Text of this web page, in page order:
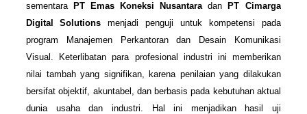
sementara PT Emas Koneksi Nusantaradan
PT Cimarga
Digital Solutions menjadi penguji untuk kompetensi pada
program Manajemen Perkantoran dan Desain Komunikasi
Visual. Keterlibatan para profesional industri ini memberikan
nilai tambah yang signifikan, karena penilaian yang dilakukan
bersifat objektif, akuntabel, dan berbasis pada kebutuhan aktual
dunia usaha dan industri. Hal ini menjadikan hasil uji